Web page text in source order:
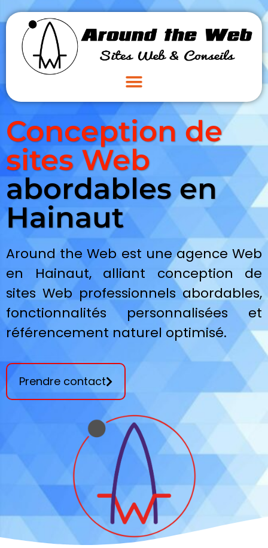
Conception de
sites Web
abordables en
Hainaut
Around the Web est une agence Web
en Hainaut, alliant conception de
sites Web professionnels abordables,
fonctionnalités personnalisées et
référencement naturel optimisé.
Prendre contact